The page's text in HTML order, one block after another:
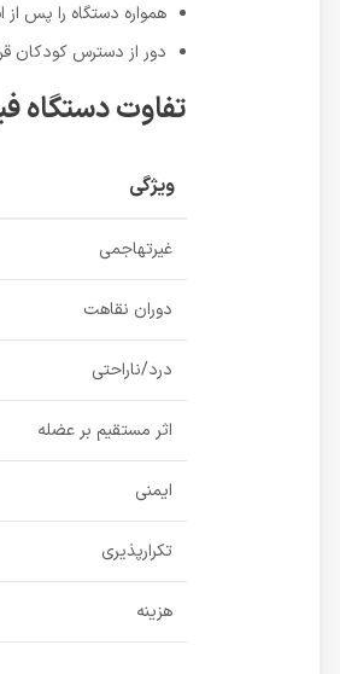
همواره دستگاه را پس
دور از دسترس کودکان
تفاوت دستگاه
ویژگی
غیرتهاجمی
دوران نقاهت
درد/ناراحتی
اثر مستقیم بر عضله
ایمنی
تکرارپذیری
هزینه